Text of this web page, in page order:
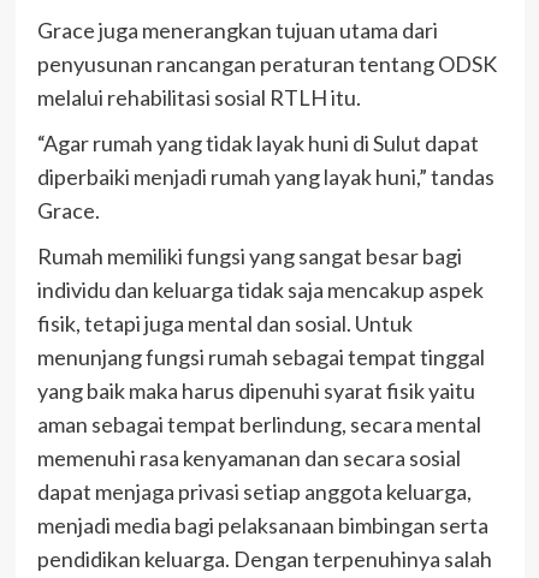
Grace juga menerangkan tujuan utama dari
penyusunan rancangan peraturan tentang ODSK
melalui rehabilitasi sosial RTLH itu.
“Agar rumah yang tidak layak huni di Sulut dapat
diperbaiki menjadi rumah yang layak huni,” tandas
Grace.
Rumah memiliki fungsi yang sangat besar bagi
individu dan keluarga tidak saja mencakup aspek
fisik, tetapi juga mental dan sosial. Untuk
menunjang fungsi rumah sebagai tempat tinggal
yang baik maka harus dipenuhi syarat fisik yaitu
aman sebagai tempat berlindung, secara mental
memenuhi rasa kenyamanan dan secara sosial
dapat menjaga privasi setiap anggota keluarga,
menjadi media bagi pelaksanaan bimbingan serta
pendidikan keluarga. Dengan terpenuhinya salah